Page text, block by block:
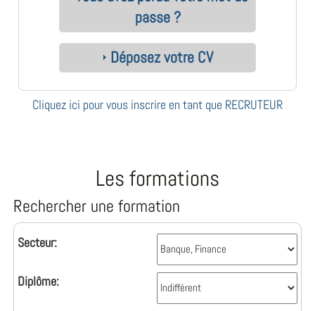
passe ?
Déposez votre CV
Cliquez ici pour vous inscrire en tant que RECRUTEUR
Les formations
Rechercher une formation
Secteur:
Diplôme: